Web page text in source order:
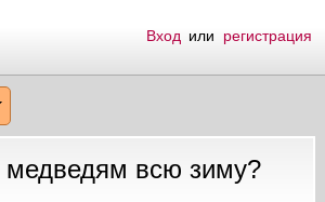
Вход или регистрация
медведям всю зиму?